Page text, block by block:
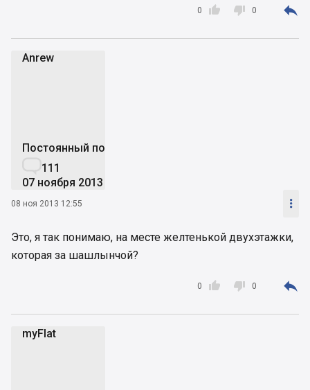

0  0 
Anrew
Постоянный пользователь
111
07 ноября 2013
08 ноя 2013 12:55 
Это, я так понимаю, на месте желтенькой двухэтажки,
которая за шашлынчой?

0  0 
myFlat